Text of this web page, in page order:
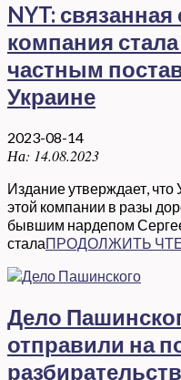
NYT:
компания
частным
Украине
2023-08-14
На: 14.08.2023
Издание утверждает, что
этой компании в разы
бывшим нардепом
сталаПРОДОЛЖИТЬ
Дело
отправили на